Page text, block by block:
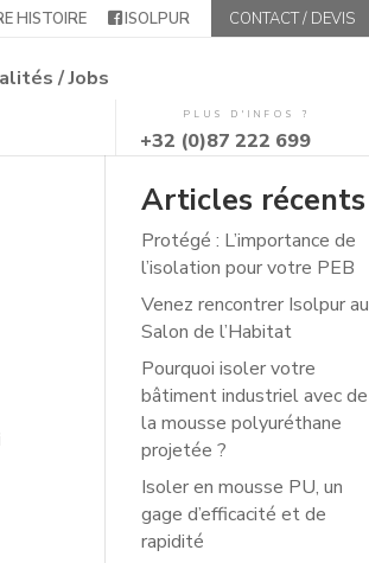
HISTOIRE ISOLPUR CONTACT / DEVIS
/ Jobs
PLUS D'INFOS ?
+32 (0)87 222 699
Articles récents
Protégé : L’importance de
l’isolation pour votre PEB
Venez rencontrer Isolpur au
Salon de l’Habitat
Pourquoi isoler votre
bâtiment industriel avec de
la mousse polyuréthane
projetée ?
Isoler en mousse PU, un
gage d’efficacité et de
rapidité